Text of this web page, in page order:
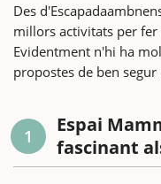
Des
millors activitats per fer
Evidentment n'hi ha
propostes de ben
1
Espai
fascinant